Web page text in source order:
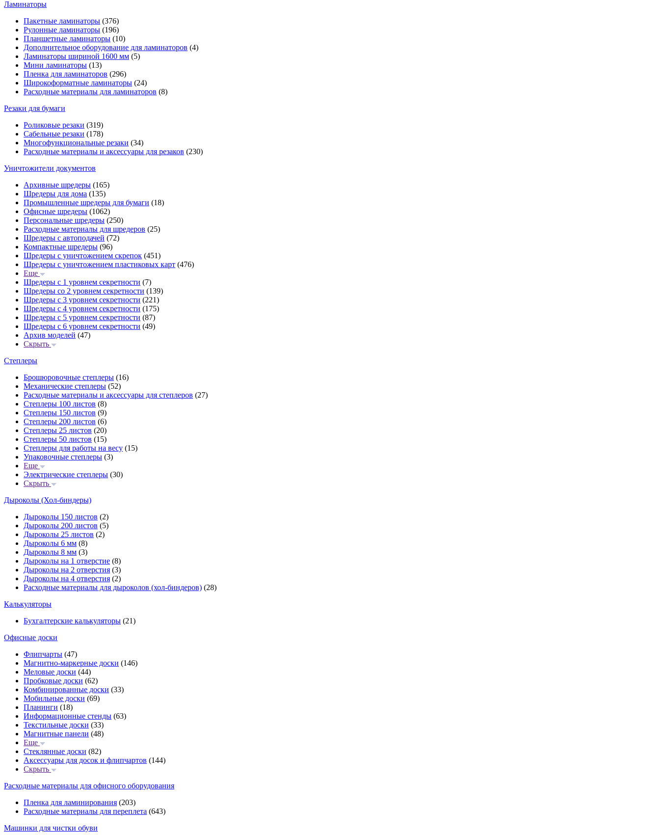
Ламинаторы
Пакетные ламинаторы (376)
Рулонные ламинаторы (196)
Планшетные ламинаторы (10)
Дополнительное оборудование для ламинаторов (4)
Ламинаторы шириной 1600 мм (5)
Мини ламинаторы (13)
Пленка для ламинаторов (296)
Широкоформатные ламинаторы (24)
Расходные материалы для ламинаторов (8)
Резаки для бумаги
Роликовые резаки (319)
Сабельные резаки (178)
Многофункциональные резаки (34)
Расходные материалы и аксессуары для резаков (230)
Уничтожители документов
Архивные шредеры (165)
Шредеры для дома (135)
Промышленные шредеры для бумаги (18)
Офисные шредеры (1062)
Персональные шредеры (250)
Расходные материалы для шредеров (25)
Шредеры с автоподачей (72)
Компактные шредеры (96)
Шредеры с уничтожением скрепок (451)
Шредеры с уничтожением пластиковых карт (476)
Еще
Шредеры с 1 уровнем секретности (7)
Шредеры со 2 уровнем секретности (139)
Шредеры с 3 уровнем секретности (221)
Шредеры с 4 уровнем секретности (175)
Шредеры с 5 уровнем секретности (87)
Шредеры с 6 уровнем секретности (49)
Архив моделей (47)
Скрыть
Степлеры
Брошюровочные степлеры (16)
Механические степлеры (52)
Расходные материалы и аксессуары для степлеров (27)
Степлеры 100 листов (8)
Степлеры 150 листов (9)
Степлеры 200 листов (6)
Степлеры 25 листов (20)
Степлеры 50 листов (15)
Степлеры для работы на весу (15)
Упаковочные степлеры (3)
Еще
Электрические степлеры (30)
Скрыть
Дыроколы (Хол-биндеры)
Дыроколы 150 листов (2)
Дыроколы 200 листов (5)
Дыроколы 25 листов (2)
Дыроколы 6 мм (8)
Дыроколы 8 мм (3)
Дыроколы на 1 отверстие (8)
Дыроколы на 2 отверстия (3)
Дыроколы на 4 отверстия (2)
Расходные материалы для дыроколов (хол-биндеров) (28)
Калькуляторы
Бухгалтерские калькуляторы (21)
Офисные доски
Флипчарты (47)
Магнитно-маркерные доски (146)
Меловые доски (44)
Пробковые доски (62)
Комбинированные доски (33)
Мобильные доски (69)
Планинги (18)
Информационные стенды (63)
Текстильные доски (33)
Магнитные панели (48)
Еще
Стеклянные доски (82)
Аксессуары для досок и флипчартов (144)
Скрыть
Расходные материалы для офисного оборудования
Пленка для ламинирования (203)
Расходные материалы для переплета (643)
Машинки для чистки обуви